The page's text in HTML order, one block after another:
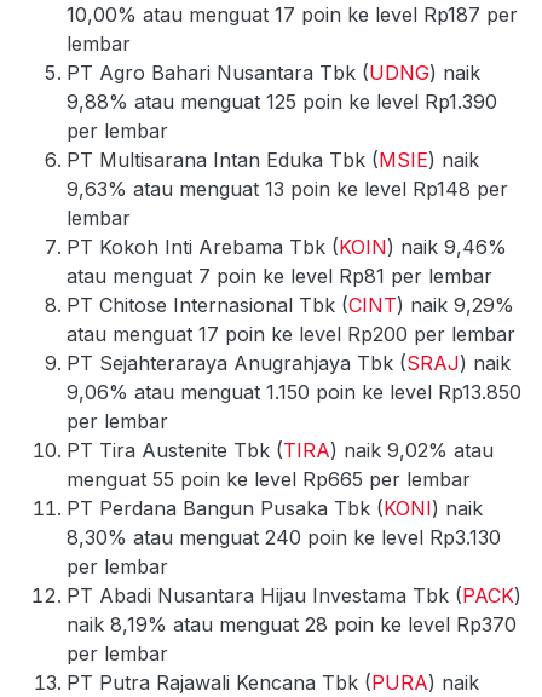
10,00% atau menguat 17 poin ke level Rp187 per
lembar
PT Agro Bahari Nusantara Tbk (UDNG) naik
9,88% atau menguat 125 poin ke level Rp1.390
per lembar
PT Multisarana Intan Eduka Tbk (MSIE) naik
9,63% atau menguat 13 poin ke level Rp148 per
lembar
PT Kokoh Inti Arebama Tbk (KOIN) naik 9,46%
atau menguat 7 poin ke level Rp81 per lembar
PT Chitose Internasional Tbk (CINT) naik 9,29%
atau menguat 17 poin ke level Rp200 per lembar
PT Sejahteraraya Anugrahjaya Tbk (SRAJ) naik
9,06% atau menguat 1.150 poin ke level Rp13.850
per lembar
PT Tira Austenite Tbk (TIRA) naik 9,02% atau
menguat 55 poin ke level Rp665 per lembar
PT Perdana Bangun Pusaka Tbk (KONI) naik
8,30% atau menguat 240 poin ke level Rp3.130
per lembar
PT Abadi Nusantara Hijau Investama Tbk (PACK)
naik 8,19% atau menguat 28 poin ke level Rp370
per lembar
PT Putra Rajawali Kencana Tbk (PURA) naik